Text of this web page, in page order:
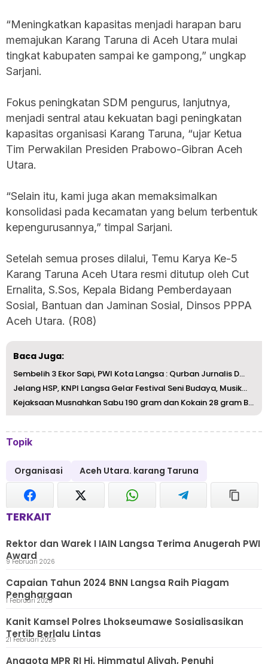
“Meningkatkan kapasitas menjadi harapan baru
memajukan Karang Taruna di Aceh Utara mulai
tingkat kabupaten sampai ke gampong,” ungkap
Sarjani.
Fokus peningkatan SDM pengurus, lanjutnya,
menjadi sentral atau kekuatan bagi peningkatan
kapasitas organisasi Karang Taruna, “ujar Ketua
Tim Perwakilan Presiden Prabowo-Gibran Aceh
Utara.
“Selain itu, kami juga akan memaksimalkan
konsolidasi pada kecamatan yang belum terbentuk
kepengurusannya,” timpal Sarjani.
Setelah semua proses dilalui, Temu Karya Ke-5
Karang Taruna Aceh Utara resmi ditutup oleh Cut
Ernalita, S.Sos, Kepala Bidang Pemberdayaan
Sosial, Bantuan dan Jaminan Sosial, Dinsos PPPA
Aceh Utara. (R08)
Baca Juga:
Sembelih 3 Ekor Sapi, PWI Kota Langsa : Qurban Jurnalis D...
Jelang HSP, KNPI Langsa Gelar Festival Seni Budaya, Musik...
Kejaksaan Musnahkan Sabu 190 gram dan Kokain 28 gram Bara...
Topik
Organisasi Aceh Utara. karang Taruna
TERKAIT
Rektor dan Warek I IAIN Langsa Terima Anugerah PWI
Award 9 Februari 2026
Capaian Tahun 2024 BNN Langsa Raih Piagam
Penghargaan
1 Februari 2025
Kanit Kamsel Polres Lhokseumawe Sosialisasikan
Tertib Berlalu Lintas
21 Februari 2025
Anggota MPR RI Hj. Himmatul Aliyah, Penuhi